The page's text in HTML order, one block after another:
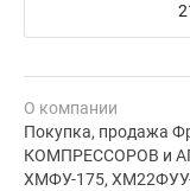
О компании
Покупка, продажа
КОМПРЕССОРОВ и
ХМФУ-175,